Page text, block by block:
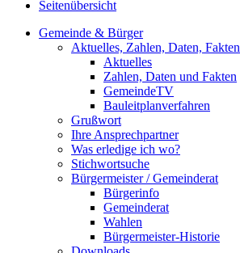
Seitenübersicht
Gemeinde & Bürger
Aktuelles, Zahlen, Daten, Fakten
Aktuelles
Zahlen, Daten und Fakten
GemeindeTV
Bauleitplanverfahren
Grußwort
Ihre Ansprechpartner
Was erledige ich wo?
Stichwortsuche
Bürgermeister / Gemeinderat
Bürgerinfo
Gemeinderat
Wahlen
Bürgermeister-Historie